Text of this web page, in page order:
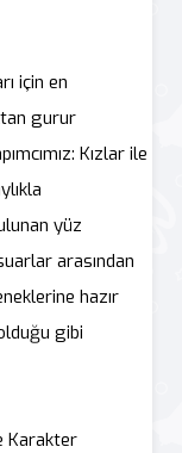
için en
gurur
Kızlar ile
yüz
arasından
hazır
gibi
Karakter